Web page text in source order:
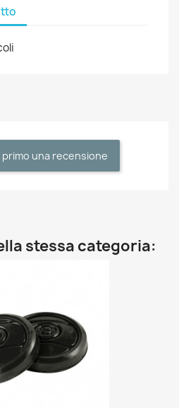
primo una recensione
stessa categoria: